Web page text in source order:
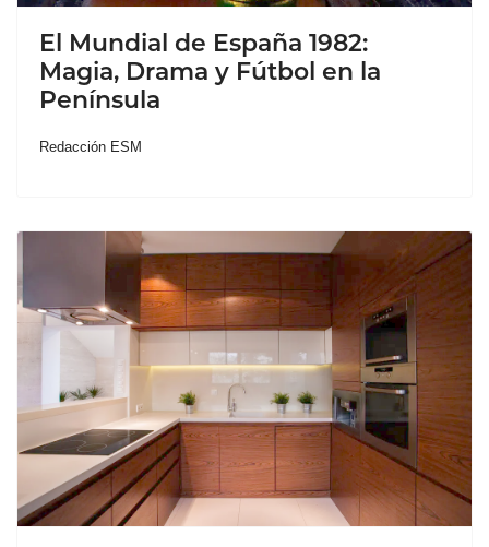
El Mundial de España 1982:
Magia, Drama y Fútbol en la
Península
Redacción ESM